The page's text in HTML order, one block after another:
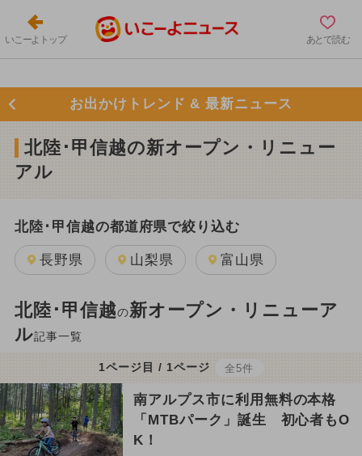
いこーよトップ あとで読む
お出かけトレンド & 最新ニュース
北陸･甲信越の新オープン・リニュー
アル
北陸･甲信越の都道府県で絞り込む
長野県 山梨県 富山県
北陸･甲信越の新オープン・リニューア
ル記事一覧
1ページ目 / 1ページ 全5件
南アルプス市に利用無料の本格
「MTBパーク」誕生 初心者もO
K！